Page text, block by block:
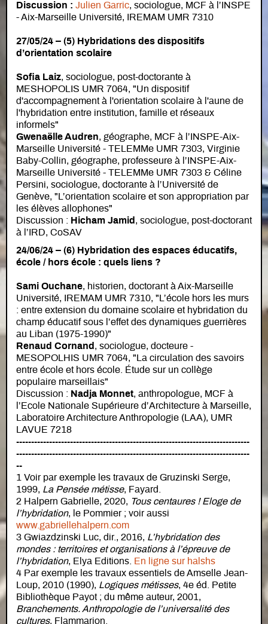
Discussion : Julien Garric, sociologue, MCF à l’INSPE
- Aix-Marseille Université, IREMAM UMR 7310
27/05/24 – (5) Hybridations des dispositifs
d’orientation scolaire
Sofia Laiz, sociologue, post-doctorante à
MESHOPOLIS UMR 7064, "Un dispositif
d'accompagnement à l'orientation scolaire à l'aune de
l'hybridation entre institution, famille et réseaux
informels"
Gwenaëlle Audren, géographe, MCF à l’INSPE-Aix-
Marseille Université - TELEMMe UMR 7303, Virginie
Baby-Collin, géographe, professeure à l’INSPE-Aix-
Marseille Université - TELEMMe UMR 7303 & Céline
Persini, sociologue, doctorante à l’Université de
Genève, "L’orientation scolaire et son appropriation par
les élèves allophones"
Discussion : Hicham Jamid , sociologue, post-doctorant
à l’IRD, CoSAV
24/06/24 – (6) Hybridation des espaces éducatifs,
école / hors école : quels liens ?
Sami Ouchane, historien, doctorant à Aix-Marseille
Université, IREMAM UMR 7310, "L’école hors les murs
: entre extension du domaine scolaire et hybridation du
champ éducatif sous l’effet des dynamiques guerrières
au Liban (1975-1990)"
Renaud Cornand , sociologue, docteure -
MESOPOLHIS UMR 7064, "La circulation des savoirs
entre école et hors école. Étude sur un collège
populaire marseillais"
Discussion : Nadja Monnet, anthropologue, MCF à
l’Ecole Nationale Supérieure d’Architecture à Marseille,
Laboratoire Architecture Anthropologie (LAA), UMR
LAVUE 7218
------------------------------------------------------------------------------
------------------------------------------------------------------------------
--
1 Voir par exemple les travaux de Gruzinski Serge,
1999, La Pensée métisse, Fayard
2 Halpern Gabrielle, 2020, Tous centaures ! Eloge de
l’hybridation, le Pommier ; voir aussi
www.gabriellehalpern.com
3 Gwiazdzinski Luc, dir., 2016, L’hybridation des
mondes : territoires et organisations à l’épreuve de
l’hybridation, Elya Editions.
En ligne sur halshs
4 Par exemple les travaux essentiels de Amselle Jean-
Loup, 2010 (1990), Logiques métisses, 4e éd. Petite
Bibliothèque Payot ; du même auteur, 2001,
Branchements. Anthropologie de l’universalité des
cultures, Flammarion.